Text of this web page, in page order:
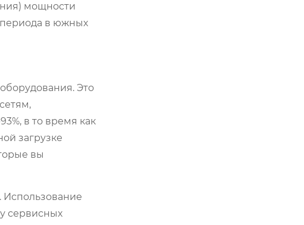
мощности
периода в южных
Это
в то время как
загрузке
вы
Использование
сервисных